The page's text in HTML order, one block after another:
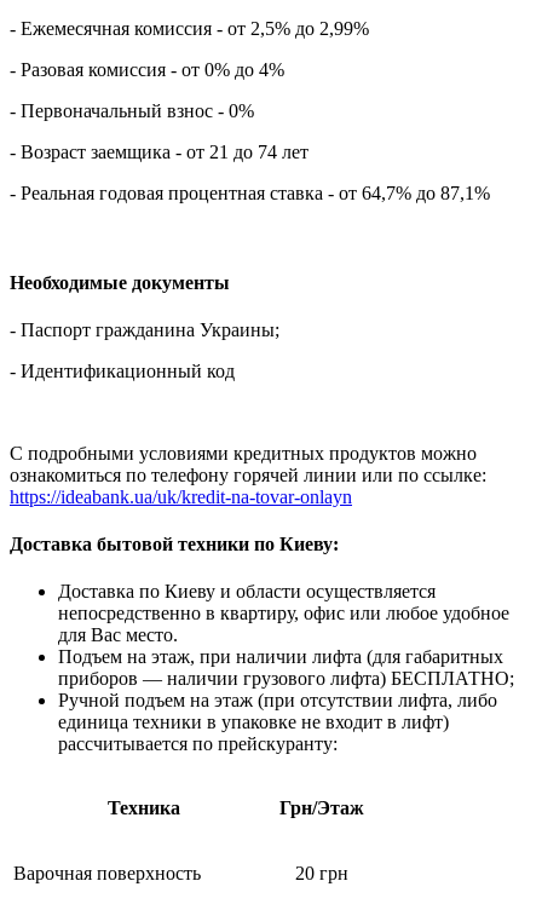
- Ежемесячная комиссия - от 2,5% до 2,99%
- Разовая комиссия - от 0% до 4%
- Первоначальный взнос - 0%
- Возраст заемщика - от 21 до 74 лет
- Реальная годовая процентная ставка - от 64,7% до 87,1%
Необходимые документы
- Паспорт гражданина Украины;
- Идентификационный код
С подробными условиями кредитных продуктов можно
ознакомиться по телефону горячей линии или по ссылке:
https://ideabank.ua/uk/kredit-na-tovar-onlayn
Доставка бытовой техники по Киеву:
Доставка по Киеву и области осуществляется
непосредственно в квартиру, офис или любое удобное
для Вас место.
Подъем на этаж, при наличии лифта (для габаритных
приборов — наличии грузового лифта) БЕСПЛАТНО;
Ручной подъем на этаж (при отсутствии лифта, либо
единица техники в упаковке не входит в лифт)
рассчитывается по прейскуранту:
Техника Грн/Этаж
Варочная поверхность 20 грн